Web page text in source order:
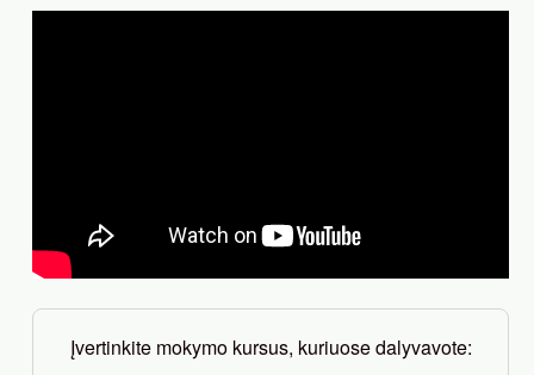
Įvertinkite mokymo kursus, kuriuose dalyvavote: